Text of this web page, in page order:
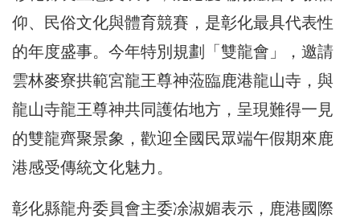
仰、民俗文化與體育競賽，是彰化最具代表性
的年度盛事。今年特別規劃「雙龍會」，邀請
雲林麥寮拱範宮龍王尊神蒞臨鹿港龍山寺，與
龍山寺龍王尊神共同護佑地方，呈現難得一見
的雙龍齊聚景象，歡迎全國民眾端午假期來鹿
港感受傳統文化魅力。
彰化縣龍舟委員會主委凃淑媚表示，鹿港國際